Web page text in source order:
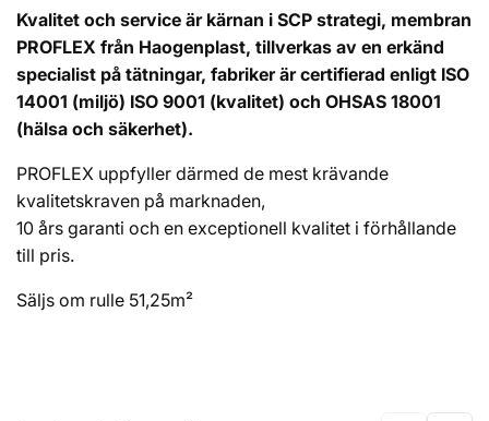
Kvalitet och service är kärnan i SCP strategi, membran
PROFLEX från Haogenplast, tillverkas av en erkänd
specialist på tätningar, fabriker är certifierad enligt ISO
14001 (miljö) ISO 9001 (kvalitet) och OHSAS 18001
(hälsa och säkerhet).
PROFLEX uppfyller därmed de mest krävande
kvalitetskraven på marknaden,
10 års garanti och en exceptionell kvalitet i förhållande
till pris.
Säljs om rulle 51,25m²